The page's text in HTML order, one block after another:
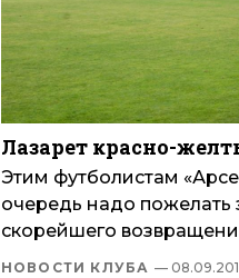
Лазарет красно-
Этим футболистам
очередь надо пожелать
скорейшего
НОВОСТИ КЛУБА —